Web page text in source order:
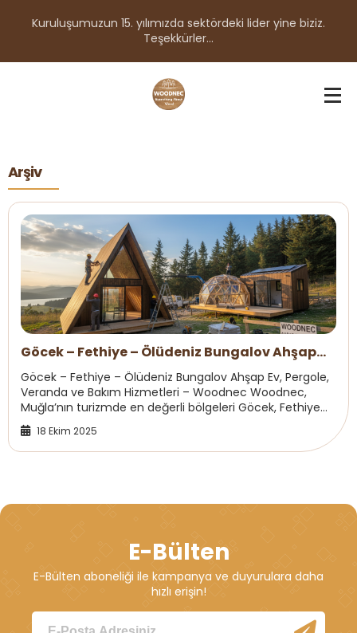
Kuruluşumuzun 15. yılımızda sektördeki lider yine biziz.
Teşekkürler...
Arşiv
Göcek – Fethiye – Ölüdeniz Bungalov Ahşap
Ev, Pergole Bakımı
Göcek – Fethiye – Ölüdeniz Bungalov Ahşap Ev, Pergole,
Veranda ve Bakım Hizmetleri – Woodnec Woodnec,
Muğla’nın turizmde en değerli bölgeleri Göcek, Fethiye
ve Ölüdeniz’de profesyonel bungalov ahşap e...
18 Ekim 2025
E-Bülten
E-Bülten aboneliği ile kampanya ve duyurulara daha
hızlı erişin!